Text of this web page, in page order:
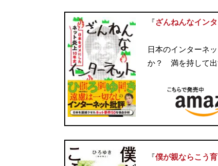
『ざんねんなイン
日本のインターネ
か？ 満を持して出
『僕が親ならこう